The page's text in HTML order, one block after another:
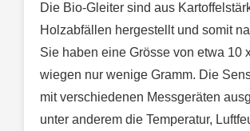
Die Bio-Gleiter sind aus
Holzabfällen hergestellt und somit
Sie haben eine Grösse von etwa 10
wiegen nur wenige Gramm. Die
mit verschiedenen Messgeräten
unter anderem die Temperatur,